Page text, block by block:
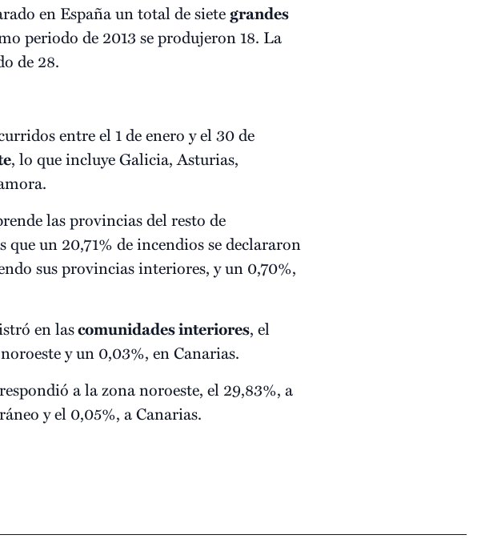
en España un total de siete grandes
periodo de 2013 se produjeron 18. La
de 28.
entre el 1 de enero y el 30 de
, lo que incluye Galicia, Asturias,
las provincias del resto de
un 20,71% de incendios se declararon
sus provincias interiores, y un 0,70%,
en lascomunidades interiores, el
y un 0,03%, en Canarias.
a la zona noroeste, el 29,83%, a
y el 0,05%, a Canarias.